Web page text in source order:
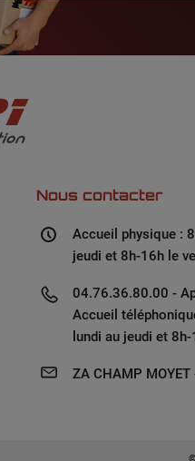
Nous contacter
Accueil physique :
jeudi et 8h-16h le
04.76.36.80.00 -
Accueil
lundi au jeudi et
ZA CHAMP